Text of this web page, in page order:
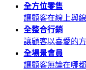
全方位零售
讓顧客在線上與
全整合行銷
讓顧客以喜愛的
全場景會員
讓顧客無論在哪